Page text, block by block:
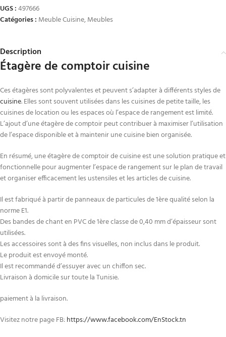
UGS :497666
Catégories : Meuble Cuisine,Meubles
Description
Étagère de comptoir cuisine
Ces étagères sont polyvalentes et peuvent s’adapter à différents styles de
cuisine. Elles sont souvent utilisées dans les cuisines de petite taille, les
cuisines de location ou les espaces où l’espace de rangement est limité.
L’ajout d’une étagère de comptoir peut contribuer à maximiser l’utilisation
de l’espace disponible et à maintenir une cuisine bien organisée.
En résumé, une étagère de comptoir de cuisine est une solution pratique et
fonctionnelle pour augmenter l’espace de rangement sur le plan de travail
et organiser efficacement les ustensiles et les articles de cuisine.
Il est fabriqué à partir de panneaux de particules de 1ère qualité selon la
norme E1.
Des bandes de chant en PVC de 1ère classe de 0,40 mm d’épaisseur sont
utilisées.
Les accessoires sont à des fins visuelles, non inclus dans le produit.
Le produit est envoyé monté.
Il est recommandé d’essuyer avec un chiffon sec.
Livraison à domicile sur toute la Tunisie.
paiement à la livraison.
Visitez notre page FB:https://www.facebook.com/EnStock.tn